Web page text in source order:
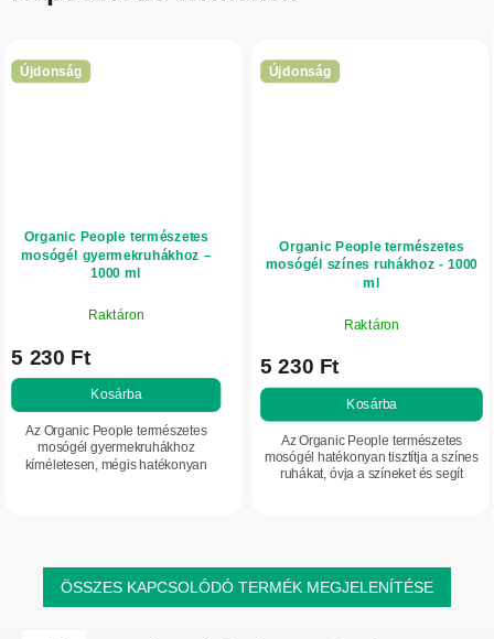
Újdonság
Organic People természetes
mosógél gyermekruhákhoz –
1000 ml
Raktáron
5 230 Ft
Kosárba
Az Organic People természetes
mosógél gyermekruhákhoz
kíméletesen, mégis hatékonyan
Újdonság
Organic People természetes
mosógél színes ruhákhoz - 1000
ml
Raktáron
5 230 Ft
Kosárba
Az Organic People természetes
mosógél hatékonyan tisztítja a színes
ruhákat, óvja a színeket és segít
ÖSSZES KAPCSOLÓDÓ TERMÉK MEGJELENÍTÉSE